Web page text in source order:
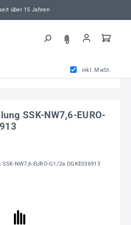
über 15 Jahren
inkl. MwSt.
SSK-NW7,6-EURO-